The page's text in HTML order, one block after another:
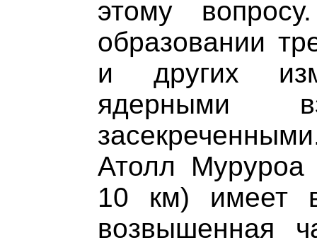
этому
образовании
и других
ядерными
Атолл
10 км) имеет
возвышенная